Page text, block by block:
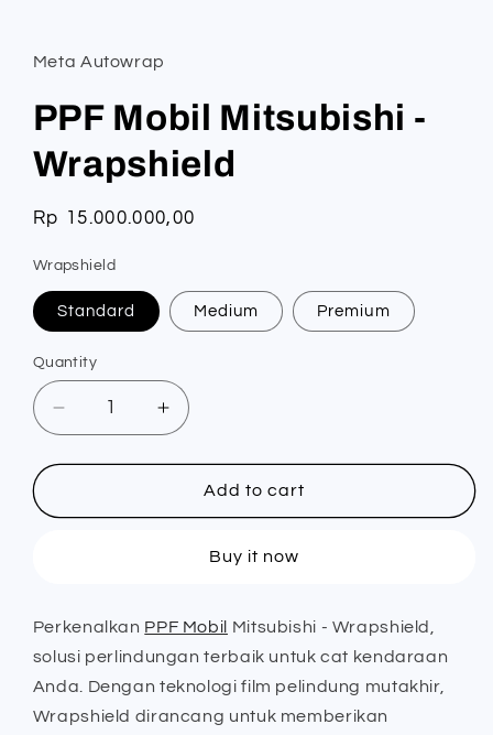
Meta Autowrap
PPF Mobil Mitsubishi -
Wrapshield
Regular
Rp 15.000.000,00
Wrapshield
Standard Medium Premium
Quantity
Quantity
Decrease
quantity
for
Mobil
Increase
quantity
for
Mobil
Add to cart
Buy it now
Perkenalkan PPF Mobil Mitsubishi - Wrapshield,
solusi perlindungan terbaik untuk cat kendaraan
Anda. Dengan teknologi film pelindung mutakhir,
Wrapshield dirancang untuk memberikan